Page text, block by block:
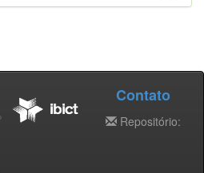
Contato
Repositório: